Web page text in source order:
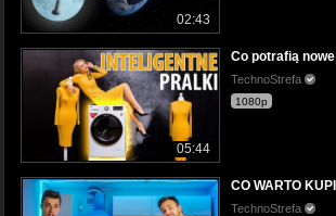
02:43
05:44
Co potrafią
TechnoStrefa
1080p
CO WARTO
TechnoStrefa